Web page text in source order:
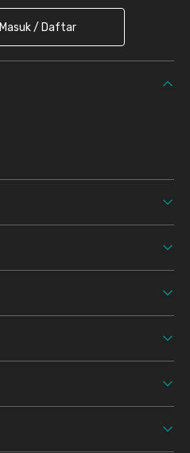
Masuk / Daftar